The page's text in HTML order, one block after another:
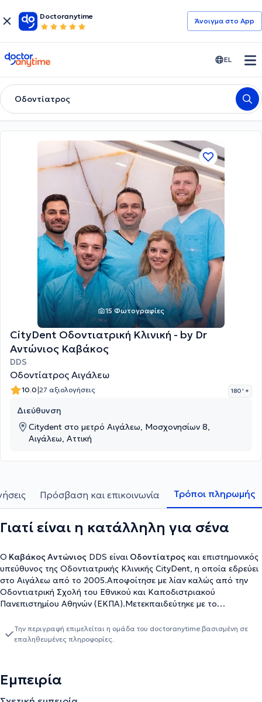
Doctoranytime
Άνοιγμα στο App
doctoranytime EL
Οδοντίατρος
15 Φωτογραφίες
CityDent Οδοντιατρική Κλινική - by Dr
Αντώνιος Καβάκος
DDS
Οδοντίατρος Αιγάλεω
10.0|27 αξιολογήσεις 180 ' +
Διεύθυνση
Citydent στο μετρό Αιγάλεω, Μοσχονησίων 8,
Αιγάλεω, Αττική
Πρόσβαση και επικοινωνία Τρόποι πληρωμής
Γιατί είναι η κατάλληλη για σένα
Ο Καβάκος Αντώνιος DDS είναι Οδοντίατρος και επιστημονικός
υπεύθυνος της Οδοντιατρικής Κλινικής CityDent, η οποία εδρεύει
στο Αιγάλεω από το 2005.Αποφοίτησε με λίαν καλώς από την
Οδοντιατρική Σχολή του Εθνικού και Καποδιστριακού
Πανεπιστημίου Αθηνών (ΕΚΠΑ).Μετεκπαιδεύτηκε με το
University – College of Dentistry. Το πρόγραμμα είχε τίτλο
“Current Concepts in American Dentistry: Implantology and Oral
τελευταία χρόνια ασχολείται αποκλειστικά με την χειρουργική
τοποθέτηση οδοντικών εμφυτευμάτων και τις τεχνικές οστικής
ανάπλασης.Η επιστημονική ομάδα της Citydent βρίσκεται πάντα
Την περιγραφή επιμελείται η ομάδα του doctoranytime βασισμένη σε
επαληθευμένες πληροφορίες.
Εμπειρία